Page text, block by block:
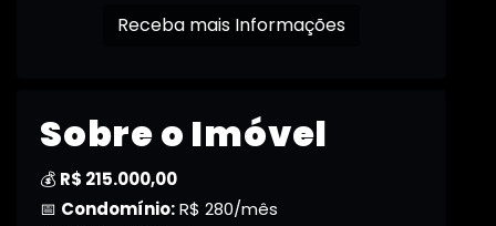
Receba mais Informações
Sobre o Imóvel
💰 R$ 215.000,00
📅 Condomínio:R$ 280/mês